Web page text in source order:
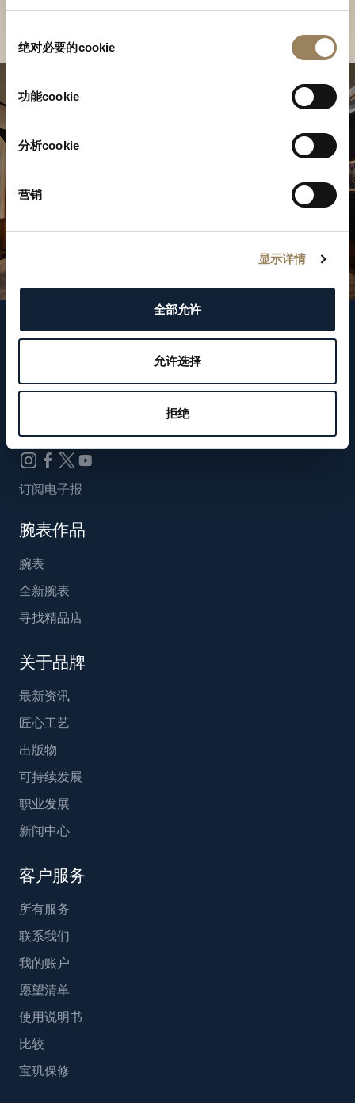
绝对必要的cookie
功能cookie
分析cookie
营销
显示详情
全部允许
允许选择
拒绝
寻找精品店
关注我们
WeChat ID
Breguet_China
订阅电子报
腕表作品
腕表
全新腕表
寻找精品店
关于品牌
最新资讯
匠心工艺
出版物
可持续发展
职业发展
新闻中心
客户服务
所有服务
联系我们
我的账户
愿望清单
使用说明书
比较
宝玑保修